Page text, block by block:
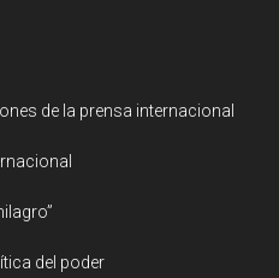
de la prensa internacional
del poder